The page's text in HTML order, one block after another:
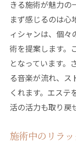
きる施術が魅力の
まず感じるのは心
ィシャンは、個々
術を提案します。
となっています。
る音楽が流れ、ス
くれます。エステ
活の活力も取り戻
施術中のリラ